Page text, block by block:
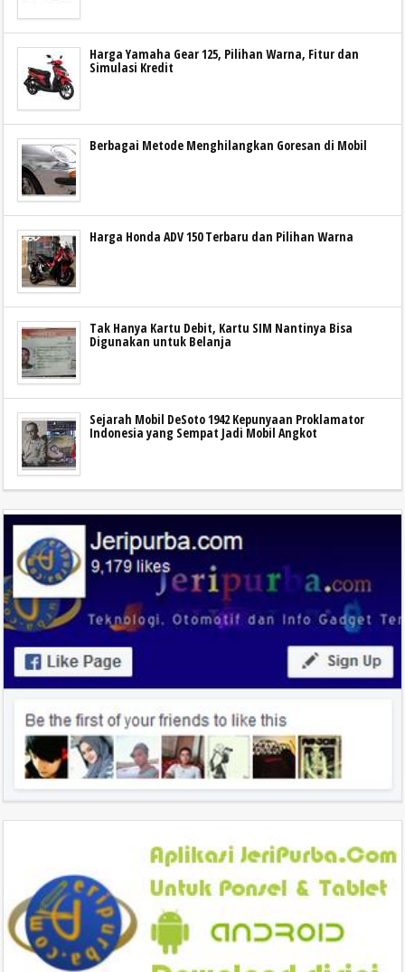
Harga Yamaha Gear 125, Pilihan Warna, Fitur dan
Simulasi Kredit
Berbagai Metode Menghilangkan Goresan di Mobil
Harga Honda ADV 150 Terbaru dan Pilihan Warna
Tak Hanya Kartu Debit, Kartu SIM Nantinya Bisa
Digunakan untuk Belanja
Sejarah Mobil DeSoto 1942 Kepunyaan Proklamator
Indonesia yang Sempat Jadi Mobil Angkot